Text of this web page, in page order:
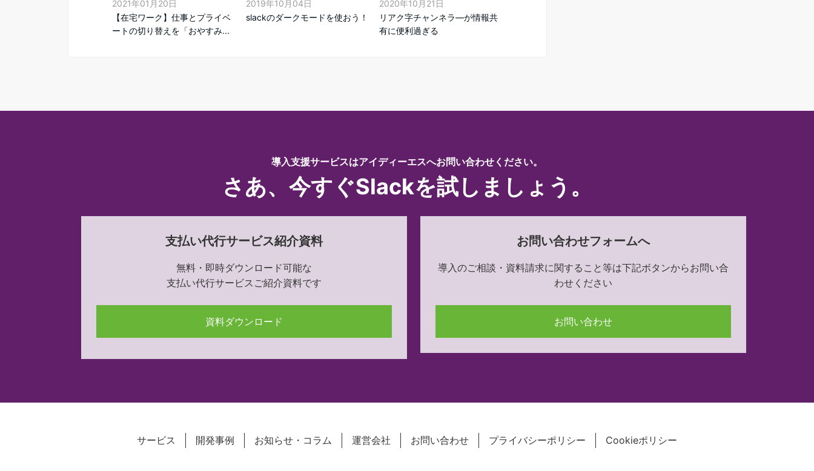
2021年01月20日
【在宅ワーク】仕事とプライベ
ートの切り替えを「おやすみ...
2019年10月04日
slackのダークモードを使おう！
2020年10月21日
リアク字チャンネラ―が情報共
有に便利過ぎる
導入支援サービスはアイディーエスへお問い合わせください。
さあ、今すぐSlackを試しましょう。
支払い代行サービス紹介資料
無料・即時ダウンロード可能な
支払い代行サービスご紹介資料です
資料ダウンロード
お問い合わせフォームへ
導入のご相談・資料請求に関すること等は下記ボタンからお問い合
わせください
お問い合わせ
サービス 開発事例 お知らせ・コラム 運営会社 お問い合わせ プライバシーポリシー Cookieポリシー